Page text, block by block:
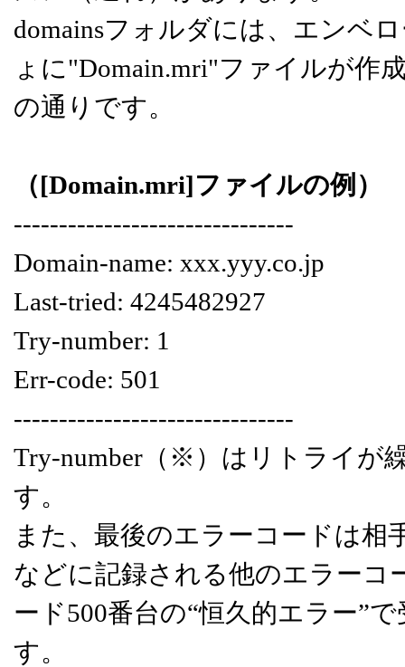
domainsフォルダには、エンベ
ょに"Domain.mri"ファイルが作
の通りです。
（[Domain.mri]ファイルの例）
-------------------------------
Domain-name: xxx.yyy.co.jp
Last-tried: 4245482927
Try-number: 1
Err-code: 501
-------------------------------
Try-number（※）はリトライが
す。
また、最後のエラーコードは相
などに記録される他のエラーコ
ード500番台の“恒久的エラー”
す。